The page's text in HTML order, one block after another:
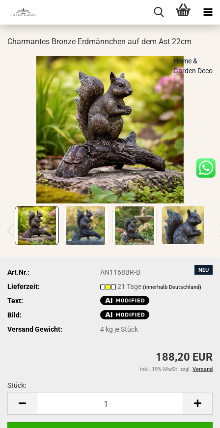
Char­man­tes Bron­ze Erd­männ­chen auf dem Ast 22cm
Home &
Garden Deco
NEU
Art.Nr.:
AN1168BR-B
Lieferzeit:
21 Tage(innerhalb Deutschland)
Text:
Bild:
Versand Gewicht:
4 kg je Stück
188,20 EUR
inkl. 19% MwSt. zzgl. Versand
Stück: